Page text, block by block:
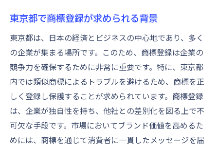
東京都で商標登録が求められる背景
東京都は、日本の経済とビジネスの中心地であり、多く
の企業が集まる場所です。このため、商標登録は企業の
競争力を確保するために非常に重要です。特に、東京都
内では類似商標によるトラブルを避けるため、商標を正
しく登録し保護することが求められています。商標登録
は、企業が独自性を持ち、他社との差別化を図る上で不
可欠な手段です。市場においてブランド価値を高めるた
めには、商標を通じて消費者に一貫したメッセージを届